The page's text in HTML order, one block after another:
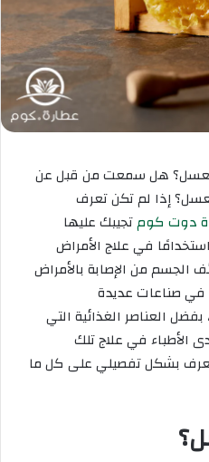
هل سمعت من قبل عن
إذا لم تكن تعرف
دوت كومتجيبك عليها
في علاج الأمراض
الجسم من الإصابة بالأمراض
في صناعات عديدة
العناصر الغذائية التي
الأطباء في علاج تلك
بشكل تفصيلي على كل ما
؟